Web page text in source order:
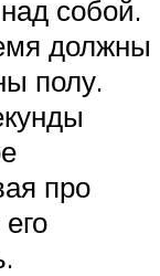
собой.
должны
полу.
про